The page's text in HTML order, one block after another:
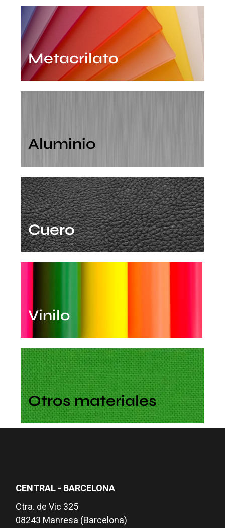
Metacrilato
Aluminio
Cuero
Vinilo
Otros materiales
CENTRAL - BARCELONA
Ctra. de Vic 325
08243 Manresa (Barcelona)